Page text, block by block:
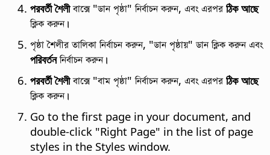
পরবর্তী শৈলীবাক্সে "ডান পৃষ্ঠা" নির্বাচন করুন, এবং এরপরঠিক আছে
ক্লিক করুন।
পৃষ্ঠা শৈলীর তালিকা নির্বাচন করুন, "ডান পৃষ্ঠায়" ডান ক্লিক করুন এবং
পরিবর্তননির্বাচন করুন।
পরবর্তী শৈলীবাক্সে "বাম পৃষ্ঠা" নির্বাচন করুন, এবং এরপরঠিক আছে
ক্লিক করুন।
Go to the first page in your document, and
double-click "Right Page" in the list of page
styles in the Styles window.